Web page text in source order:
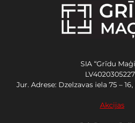
SIA “Grīdu
Jur. Adrese: Dzelzavas iela 75 –
Akcijas